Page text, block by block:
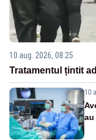
10 aug. 2026, 08:25
Tratamentul țintit
10